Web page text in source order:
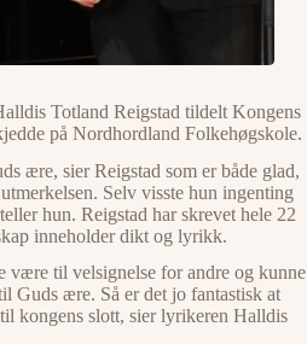
Totland Reigstad tildelt Kongens
på Nordhordland Folkehøgskole.
ære, sier Reigstad som er både glad,
Selv visste hun ingenting
hun. Reigstad har skrevet hele 22
inneholder dikt og lyrikk.
være til velsignelse for andre og kunne
Guds ære. Så er det jo fantastisk at
kongens slott, sier lyrikeren Halldis